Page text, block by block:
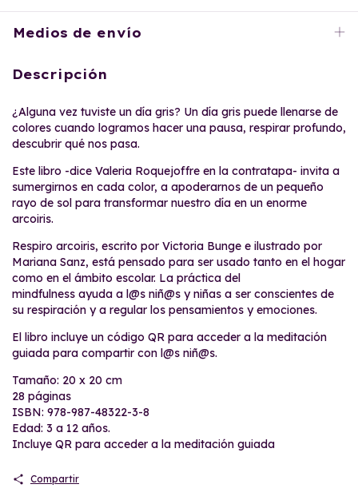
Medios de envío
Descripción
¿Alguna vez tuviste un día gris? Un día gris puede llenarse de
colores cuando logramos hacer una pausa, respirar profundo,
descubrir qué nos pasa.
Este libro -dice Valeria Roquejoffre en la contratapa- invita a
sumergirnos en cada color, a apoderarnos de un pequeño
rayo de sol para transformar nuestro día en un enorme
arcoiris.
Respiro arcoiris, escrito por Victoria Bunge e ilustrado por
Mariana Sanz, está pensado para ser usado tanto en el hogar
como en el ámbito escolar. La práctica del
mindfulness ayuda a l@s niñ@s y niñas a ser conscientes de
su respiración y a regular los pensamientos y emociones.
El libro incluye un código QR para acceder a la meditación
guiada para compartir con l@s niñ@s.
Tamaño: 20 x 20 cm
28 páginas
ISBN: 978-987-48322-3-8
Edad: 3 a 12 años.
Incluye QR para acceder a la meditación guiada
Compartir